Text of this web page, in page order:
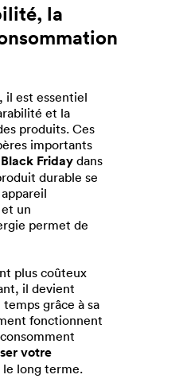
la
il est essentiel
et la
produits. Ces
importants
Friday dans
durable se
un
permet de
plus coûteux
il devient
grâce à sa
fonctionnent
votre
le long terme.